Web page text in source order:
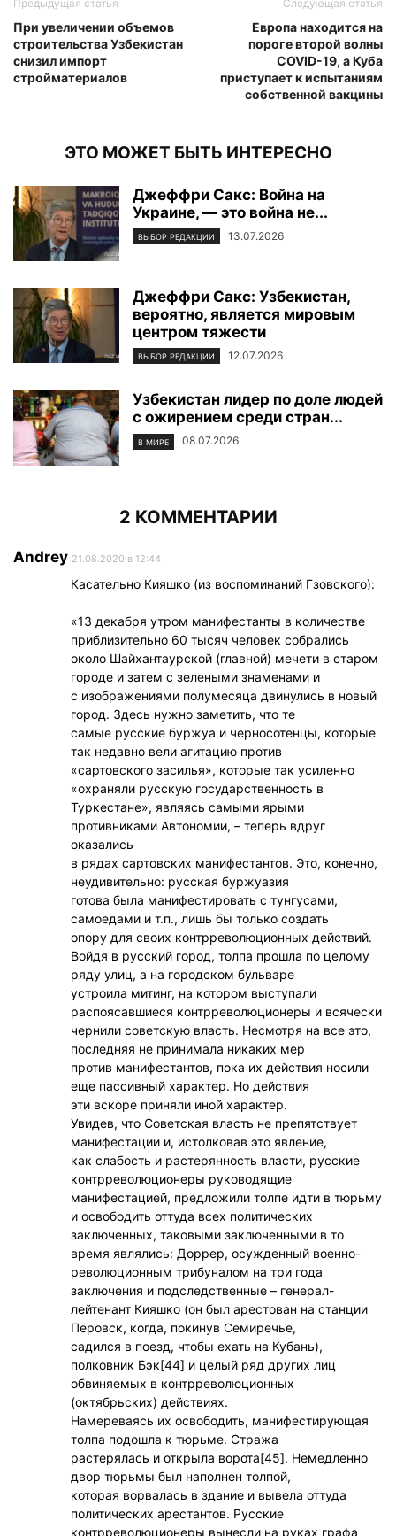
Предыдущая статья
При увеличении объемов
строительства Узбекистан
снизил импорт
стройматериалов
Следующая статья
Европа находится на
пороге второй волны
COVID-19, а Куба
приступает к испытаниям
собственной вакцины
ЭТО МОЖЕТ БЫТЬ ИНТЕРЕСНО
Джеффри Сакс: Война на
Украине, — это война не...
ВЫБОР РЕДАКЦИИ 13.07.2026
Джеффри Сакс: Узбекистан,
вероятно, является мировым
центром тяжести
ВЫБОР РЕДАКЦИИ 12.07.2026
Узбекистан лидер по доле людей
с ожирением среди стран...
В МИРЕ 08.07.2026
2 КОММЕНТАРИИ
Andrey 21.08.2020 в 12:44
Касательно Кияшко (из воспоминаний Гзовского):
«13 декабря утром манифестанты в количестве
приблизительно 60 тысяч человек собрались
около Шайхантаурской (главной) мечети в старом
городе и затем с зелеными знаменами и
с изображениями полумесяца двинулись в новый
город. Здесь нужно заметить, что те
самые русские буржуа и черносотенцы, которые
так недавно вели агитацию против
«сартовского засилья», которые так усиленно
«охраняли русскую государственность в
Туркестане», являясь самыми ярыми
противниками Автономии, – теперь вдруг
оказались
в рядах сартовских манифестантов. Это, конечно,
неудивительно: русская буржуазия
готова была манифестировать с тунгусами,
самоедами и т.п., лишь бы только создать
опору для своих контрреволюционных действий.
Войдя в русский город, толпа прошла по целому
ряду улиц, а на городском бульваре
устроила митинг, на котором выступали
распоясавшиеся контрреволюционеры и всячески
чернили советскую власть. Несмотря на все это,
последняя не принимала никаких мер
против манифестантов, пока их действия носили
еще пассивный характер. Но действия
эти вскоре приняли иной характер.
Увидев, что Советская власть не препятствует
манифестации и, истолковав это явление,
как слабость и растерянность власти, русские
контрреволюционеры руководящие
манифестацией, предложили толпе идти в тюрьму
и освободить оттуда всех политических
заключенных, таковыми заключенными в то
время являлись: Доррер, осужденный военно-
революционным трибуналом на три года
заключения и подследственные – генерал-
лейтенант Кияшко (он был арестован на станции
Перовск, когда, покинув Семиречье,
садился в поезд, чтобы ехать на Кубань),
полковник Бэк[44] и целый ряд других лиц
обвиняемых в контрреволюционных
(октябрьских) действиях.
Намереваясь их освободить, манифестирующая
толпа подошла к тюрьме. Стража
растерялась и открыла ворота[45]. Немедленно
двор тюрьмы был наполнен толпой,
которая ворвалась в здание и вывела оттуда
политических арестантов. Русские
контрреволюционеры вынесли на руках графа